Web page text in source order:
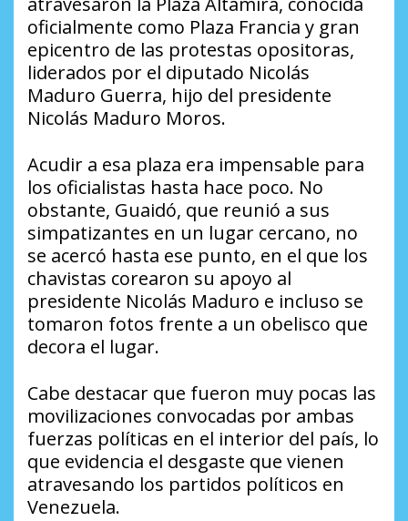
oficialmente como Plaza Francia y gran
epicentro de las protestas opositoras,
liderados por el diputado Nicolás
Maduro Guerra, hijo del presidente
Nicolás Maduro Moros.
Acudir a esa plaza era impensable para
los oficialistas hasta hace poco. No
obstante, Guaidó, que reunió a sus
simpatizantes en un lugar cercano, no
se acercó hasta ese punto, en el que los
chavistas corearon su apoyo al
presidente Nicolás Maduro e incluso se
tomaron fotos frente a un obelisco que
decora el lugar.
Cabe destacar que fueron muy pocas las
movilizaciones convocadas por ambas
fuerzas políticas en el interior del país, lo
que evidencia el desgaste que vienen
atravesando los partidos políticos en
Venezuela.